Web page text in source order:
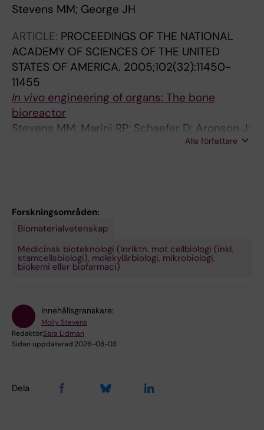
Stevens MM; George JH
ARTICLE: PROCEEDINGS OF THE NATIONAL
ACADEMY OF SCIENCES OF THE UNITED
STATES OF AMERICA. 2005;102(32):11450-
11455
In vivo engineering of organs: The bone
bioreactor
Stevens MM; Marini RP; Schaefer D; Aronson J;
Alla författare
Forskningsområden:
Biomaterialvetenskap
Medicinsk bioteknologi (Inriktn. mot cellbiologi (inkl.
stamcellsbiologi), molekylärbiologi, mikrobiologi,
biokemi eller biofarmaci)
Innehållsgranskare:
Molly Stevens
Redaktör:Sara Lidman
Sidan uppdaterad:2026-08-03
Dela